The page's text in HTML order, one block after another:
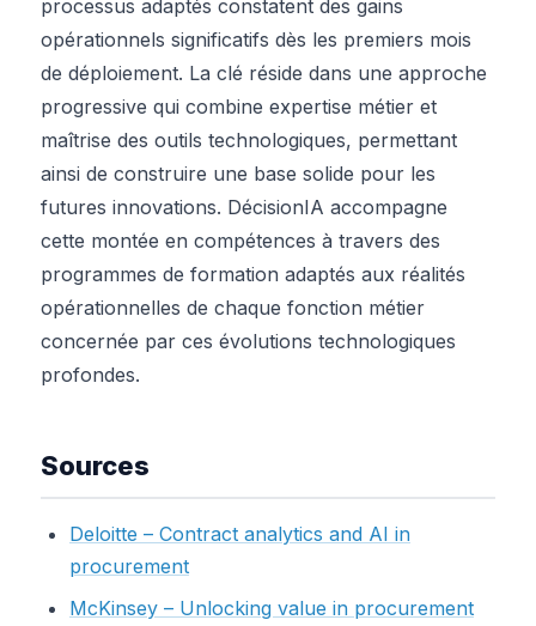
processus adaptés constatent des gains
opérationnels significatifs dès les premiers mois
de déploiement. La clé réside dans une approche
progressive qui combine expertise métier et
maîtrise des outils technologiques, permettant
ainsi de construire une base solide pour les
futures innovations. DécisionIA accompagne
cette montée en compétences à travers des
programmes de formation adaptés aux réalités
opérationnelles de chaque fonction métier
concernée par ces évolutions technologiques
profondes.
Sources
Deloitte – Contract analytics and AI in
procurement
McKinsey – Unlocking value in procurement